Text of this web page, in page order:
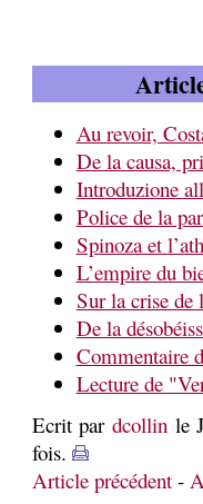
Au revoir,
De la causa,
Introduzione
Police de la
Spinoza et
L’empire du
Sur la crise de
De la
Commentaire
Lecture de
Ecrit pardcollin le
fois.
Article précédent-